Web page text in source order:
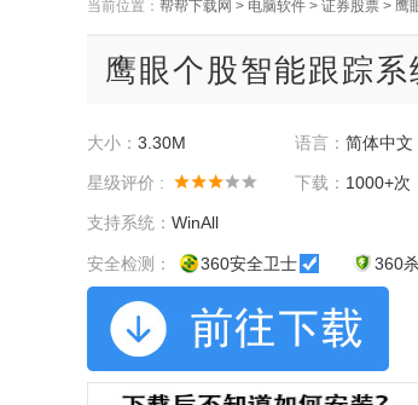
当前位置： 帮帮下载网 > 电脑软件 > 证券股票 > 鹰
鹰眼个股智能跟踪
大小： 3.30M 语言： 简体中文
星级评价 : 下载： 1000+次
支持系统： WinAll
安全检测： 360安全卫士 360